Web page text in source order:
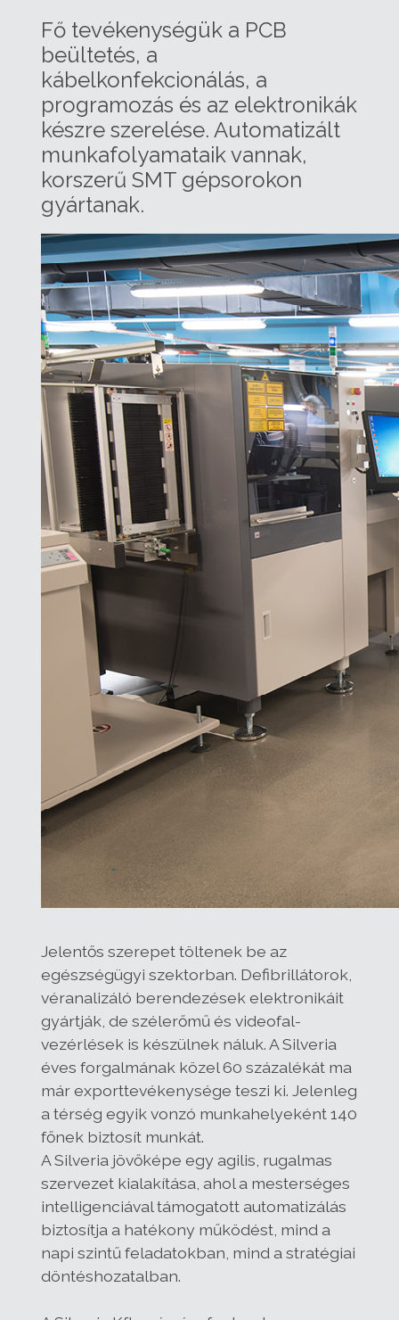
Fő tevékenységük a PCB
beültetés, a
kábelkonfekcionálás, a
programozás és az elektronikák
készre szerelése. Automatizált
munkafolyamataik vannak,
korszerű SMT gépsorokon
gyártanak.
Jelentős szerepet töltenek be az
egészségügyi szektorban. Defibrillátorok,
véranalizáló berendezések elektronikáit
gyártják, de szélerőmű és videofal-
vezérlések is készülnek náluk. A Silveria
éves forgalmának közel 60 százalékát ma
már exporttevékenysége teszi ki. Jelenleg
a térség egyik vonzó munkahelyeként 140
főnek biztosít munkát.
A Silveria jövőképe egy agilis, rugalmas
szervezet kialakítása, ahol a mesterséges
intelligenciával támogatott automatizálás
biztosítja a hatékony működést, mind a
napi szintű feladatokban, mind a stratégiai
döntéshozatalban.